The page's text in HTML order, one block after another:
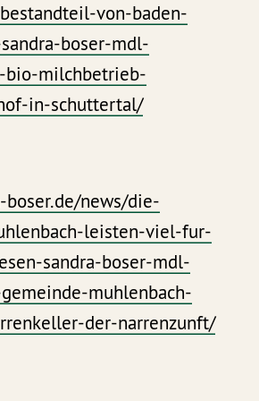
von-baden-
boser-mdl-
bio-milchbetrieb-
in-schuttertal/
boser.de/news/die-
leisten-viel-fur-
sandra-boser-mdl-
muhlenbach-
der-narrenzunft/